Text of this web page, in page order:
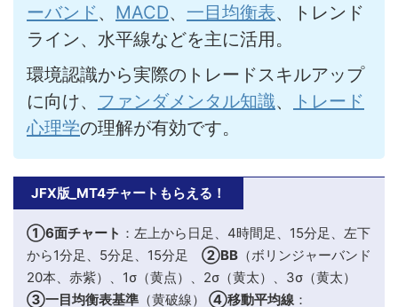
ーバンド、 MACD、 一目均衡表、トレンド
ライン、水平線などを主に活用。
環境認識から実際のトレードスキルアップ
に向け、 ファンダメンタル知識、
トレード
心理学の理解が有効です。
JFX版_MT4チャートもらえる！
①6面チャート ：左上から日足、4時間足、15分足、左下
から1分足、5分足、15分足 ②BB （ボリンジャーバンド
20本、赤紫）、1σ（黄点）、2σ（黄太）、3σ（黄太）
③一目均衡表基準 （黄破線） ④移動平均線 ：